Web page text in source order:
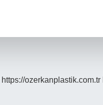
https://ozerkanplastik.com.tr